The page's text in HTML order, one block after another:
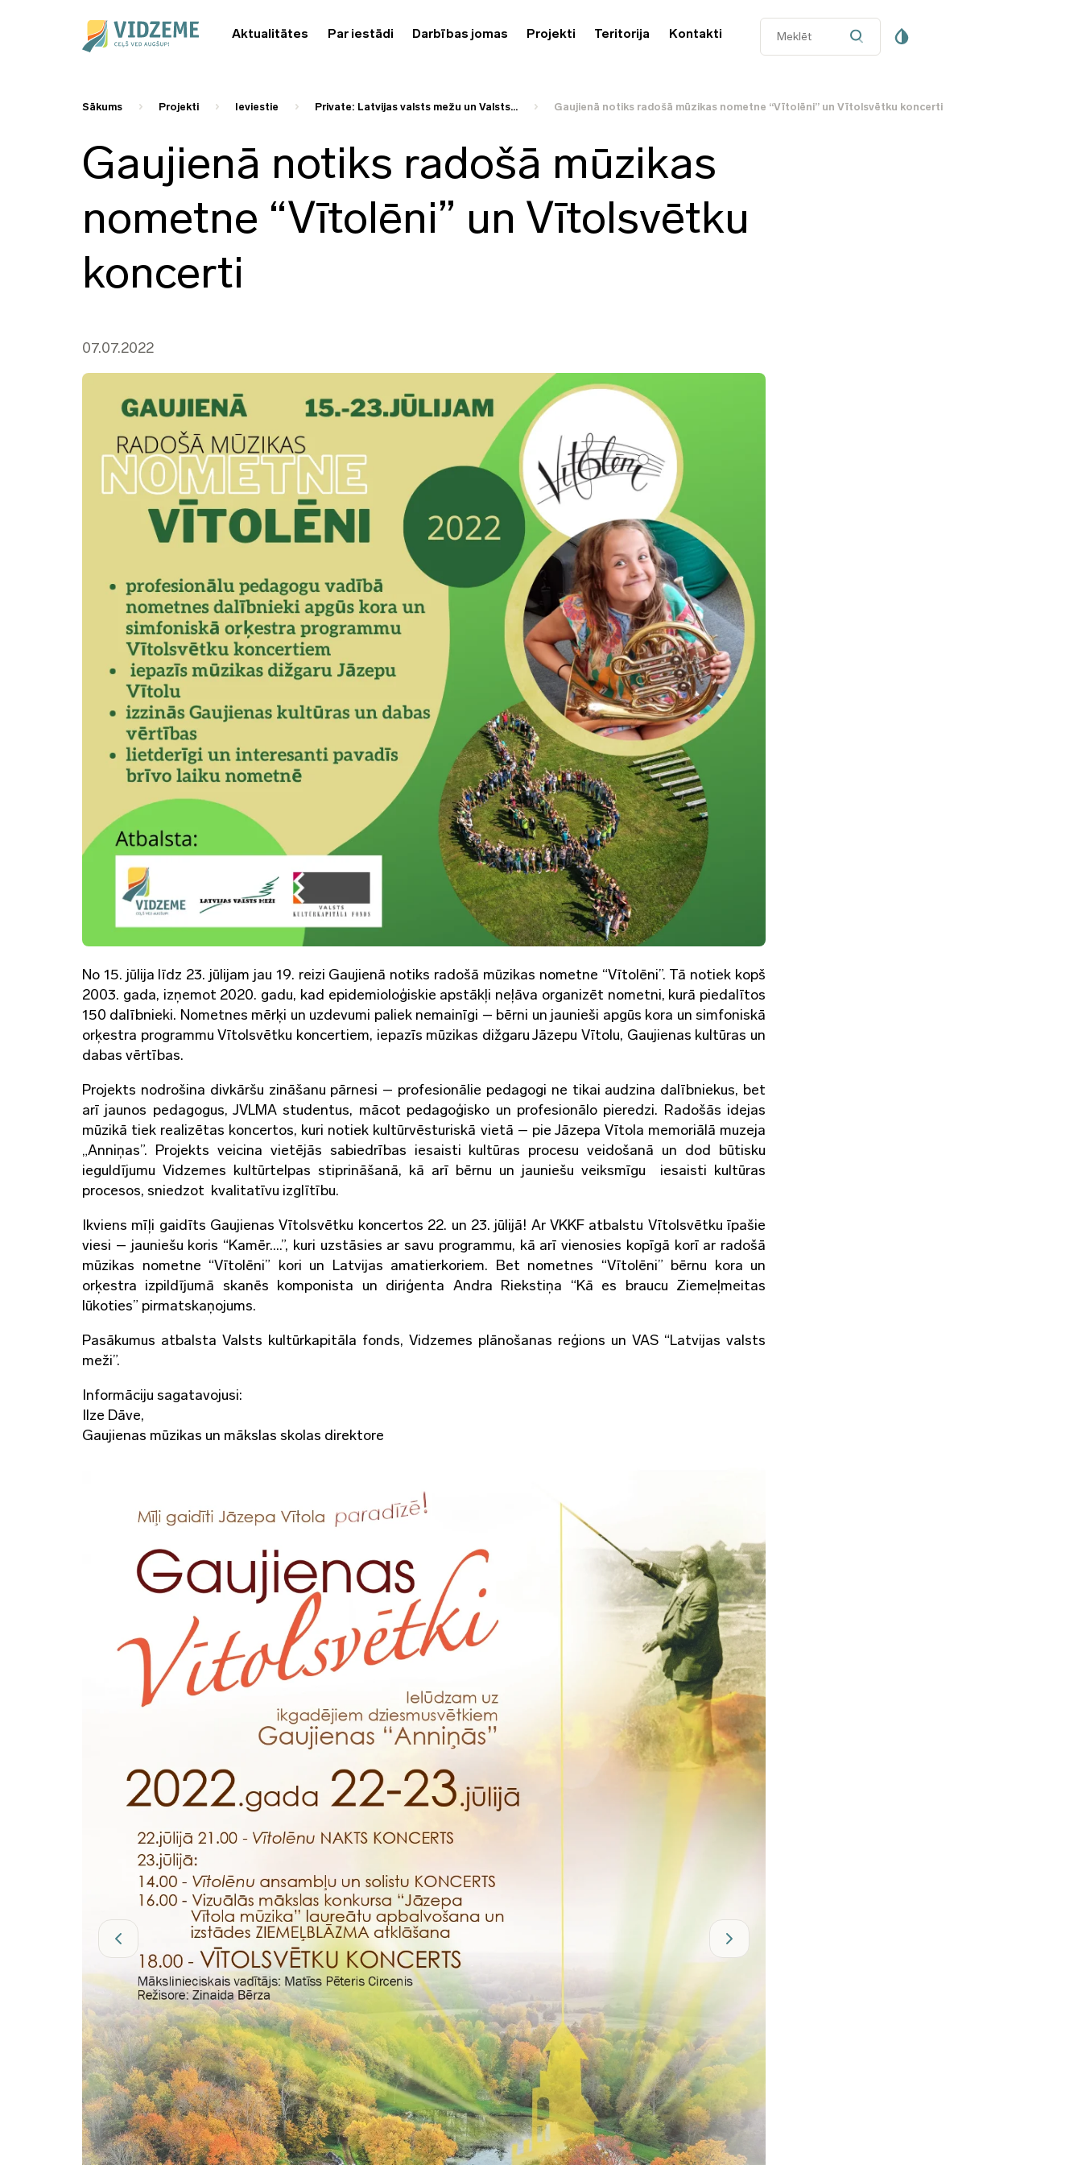
Aktualitātes Par iestādi Darbības jomas Projekti Teritorija Kontakti
Sākums Projekti Ieviestie Private: Latvijas valsts mežu un Valsts... Gaujienā notiks radošā mūzikas nometne “Vītolēni” un Vītolsvētku koncerti
Gaujienā notiks radošā mūzikas
nometne “Vītolēni” un Vītolsvētku
koncerti
07.07.2022
No 15. jūlija līdz 23. jūlijam jau 19. reizi Gaujienā notiks radošā mūzikas nometne “Vītolēni”. Tā notiek kopš
2003. gada, izņemot 2020. gadu, kad epidemioloģiskie apstākļi neļāva organizēt nometni, kurā piedalītos
150 dalībnieki. Nometnes mērķi un uzdevumi paliek nemainīgi – bērni un jaunieši apgūs kora un simfoniskā
orķestra programmu Vītolsvētku koncertiem, iepazīs mūzikas dižgaru Jāzepu Vītolu, Gaujienas kultūras un
dabas vērtības.
Projekts nodrošina divkāršu zināšanu pārnesi – profesionālie pedagogi ne tikai audzina dalībniekus, bet
arī jaunos pedagogus, JVLMA studentus, mācot pedagoģisko un profesionālo pieredzi. Radošās idejas
mūzikā tiek realizētas koncertos, kuri notiek kultūrvēsturiskā vietā – pie Jāzepa Vītola memoriālā muzeja
„Anniņas”. Projekts veicina vietējās sabiedrības iesaisti kultūras procesu veidošanā un dod būtisku
ieguldījumu Vidzemes kultūrtelpas stiprināšanā, kā arī bērnu un jauniešu veiksmīgu iesaisti kultūras
procesos, sniedzot kvalitatīvu izglītību.
Ikviens mīļi gaidīts Gaujienas Vītolsvētku koncertos 22. un 23. jūlijā! Ar VKKF atbalstu Vītolsvētku īpašie
viesi – jauniešu koris “Kamēr….”, kuri uzstāsies ar savu programmu, kā arī vienosies kopīgā korī ar radošā
mūzikas nometne “Vītolēni” kori un Latvijas amatierkoriem. Bet nometnes “Vītolēni” bērnu kora un
orķestra izpildījumā skanēs komponista un diriģenta Andra Riekstiņa “Kā es braucu Ziemeļmeitas
lūkoties” pirmatskaņojums.
Pasākumus atbalsta Valsts kultūrkapitāla fonds, Vidzemes plānošanas reģions un VAS “Latvijas valsts
meži”.
Informāciju sagatavojusi:
Ilze Dāve,
Gaujienas mūzikas un mākslas skolas direktore